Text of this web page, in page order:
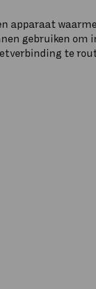
apparaat
gebruiken om
te